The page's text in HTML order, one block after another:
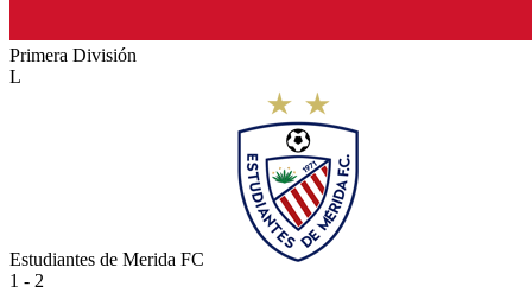
Primera División
L
Estudiantes de Merida FC
1 - 2